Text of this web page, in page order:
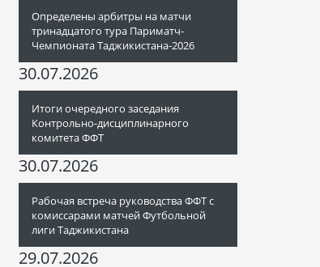
Определены арбитры на матчи
тринадцатого тура Париматч-
Чемпионата Таджикистана-2026
30.07.2026
Итоги очередного заседания
Контрольно-дисциплинарного
комитета ФФТ
30.07.2026
Рабочая встреча руководства ФФТ с
комиссарами матчей Футбольной
лиги Таджикистана
29.07.2026